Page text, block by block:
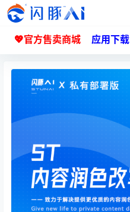
💖官方售卖商城 应用下载